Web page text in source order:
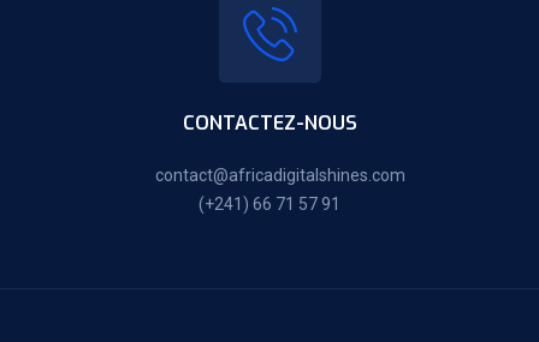
CONTACTEZ-NOUS
contact@africadigitalshines.com
(+241) 66 71 57 91